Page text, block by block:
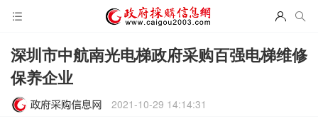
深圳市中航南光电梯政府采购百强电梯维修
保养企业
2021-10-29 14:14:31